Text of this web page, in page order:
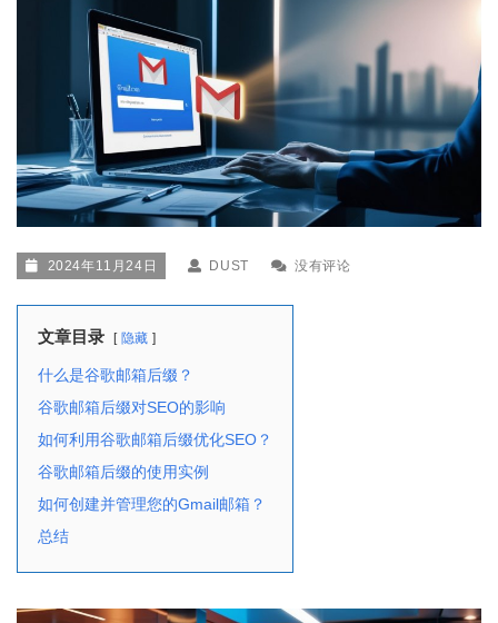
2024年11月24日 DUST 没有评论
文章目录 隐藏
什么是谷歌邮箱后缀？
谷歌邮箱后缀对SEO的影响
如何利用谷歌邮箱后缀优化SEO？
谷歌邮箱后缀的使用实例
如何创建并管理您的Gmail邮箱？
总结